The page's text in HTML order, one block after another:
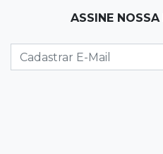
Pet shop vai indenizar
vender Labrador "fake"
ASSINE